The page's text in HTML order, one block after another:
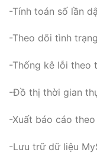
-Tính toán số lần
-Theo dõi tình
-Thống kê lỗi theo
-Đồ thị thời gian
-Xuất báo cáo
-Lưu trữ dữ liệu